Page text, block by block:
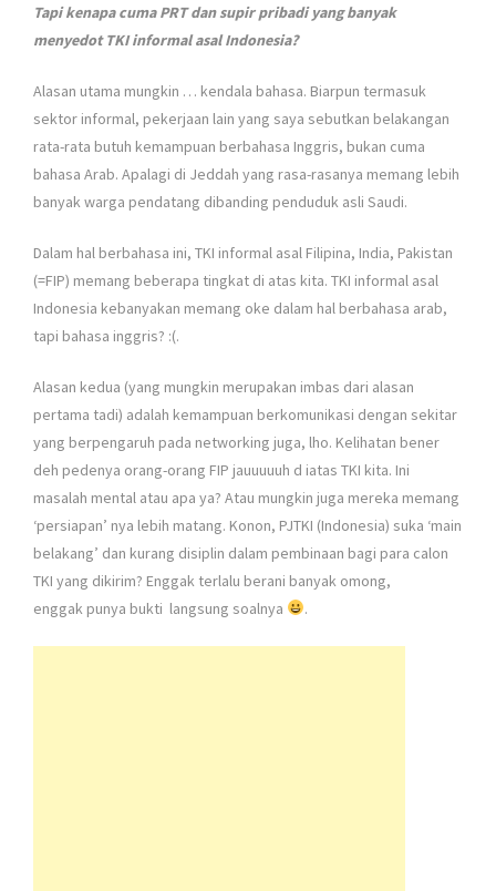
Tapi kenapa cuma PRT dan supir pribadi yang banyak
menyedot TKI informal asal Indonesia?
Alasan utama mungkin … kendala bahasa. Biarpun termasuk
sektor informal, pekerjaan lain yang saya sebutkan belakangan
rata-rata butuh kemampuan berbahasa Inggris, bukan cuma
bahasa Arab. Apalagi di Jeddah yang rasa-rasanya memang lebih
banyak warga pendatang dibanding penduduk asli Saudi.
Dalam hal berbahasa ini, TKI informal asal Filipina, India, Pakistan
(=FIP) memang beberapa tingkat di atas kita. TKI informal asal
Indonesia kebanyakan memang oke dalam hal berbahasa arab,
tapi bahasa inggris? :(.
Alasan kedua (yang mungkin merupakan imbas dari alasan
pertama tadi) adalah kemampuan berkomunikasi dengan sekitar
yang berpengaruh pada networking juga, lho. Kelihatan bener
deh pedenya orang-orang FIP jauuuuuh d iatas TKI kita. Ini
masalah mental atau apa ya? Atau mungkin juga mereka memang
‘persiapan’ nya lebih matang. Konon, PJTKI (Indonesia) suka ‘main
belakang’ dan kurang disiplin dalam pembinaan bagi para calon
TKI yang dikirim? Enggak terlalu berani banyak omong,
enggak punya bukti langsung soalnya
.